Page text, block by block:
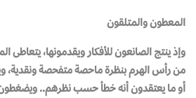
المعطون والمتلقون
وإذ ينتج الصانعون للأفكار ويقدمونها، يتعاطى
من رأس الهرم بنظرة ماحصة متفحصة ونقدية،
أو ما يعتقدون أنه خطأ حسب نظرهم..